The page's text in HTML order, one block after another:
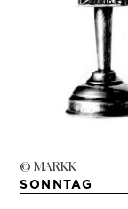
© MARKK
SONNTAG